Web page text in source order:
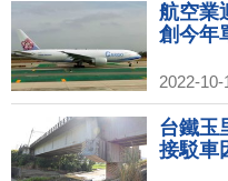
航空業
創今年
2022-10-
台鐵玉
接駁車